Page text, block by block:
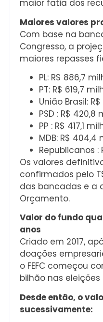
maior fatia dos
Maiores valores
Com base na
Congresso, a
maiores repasses
PL: R$ 886,7
PT: R$ 619,7
União Brasil:
PSD : R$ 420,8
PP : R$ 417,1
MDB: R$ 404,4
Republicanos :
Os valores
confirmados pelo
das bancadas e a
Orçamento.
Valor do fundo
anos
Criado em 2017,
doações
o FEFC começou
bilhão nas eleições
Desde então, o
sucessivamente: